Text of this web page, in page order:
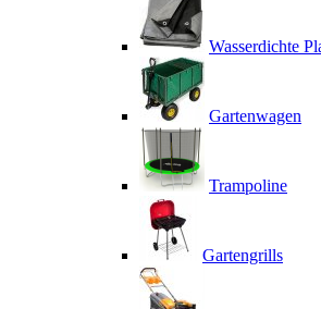
Wasserdichte
Gartenwagen
Trampoline
Gartengrills